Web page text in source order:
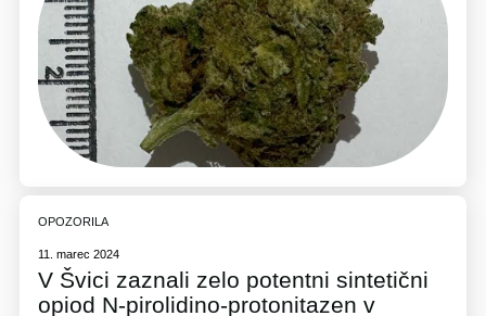
OPOZORILA
11. marec 2024
V Švici zaznali zelo potentni sintetični
opiod N-pirolidino-protonitazen v